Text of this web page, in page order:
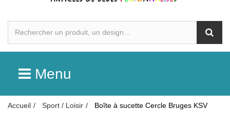
Menu
Accueil Sport / Loisir Boîte à sucette Cercle Bruges KSV